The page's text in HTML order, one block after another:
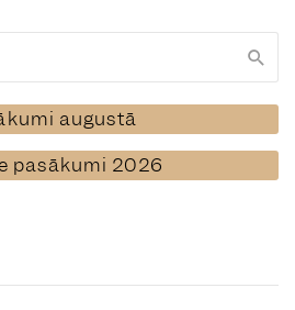
augustā
pasākumi 2026